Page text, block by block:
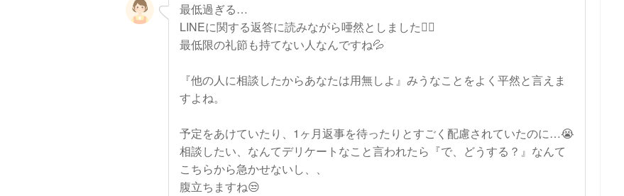
最低過ぎる…
LINEに関する返答に読みながら唖然としました😵‍💫
最低限の礼節も持てない人なんですね💦
『他の人に相談したからあなたは用無しよ』みうなことをよく平然と言えま
すよね。
予定をあけていたり、1ヶ月返事を待ったりとすごく配慮されていたのに…😭
相談したい、なんてデリケートなこと言われたら『で、どうする？』なんて
こちらから急かせないし、、
腹立ちますね😒